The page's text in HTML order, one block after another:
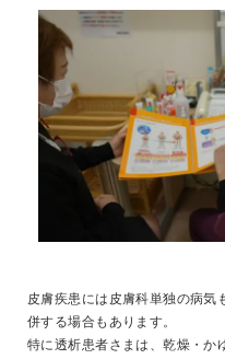
皮膚疾患には皮膚科単独の病気
併する場合もあります。
特に透析患者さまは、乾燥・か